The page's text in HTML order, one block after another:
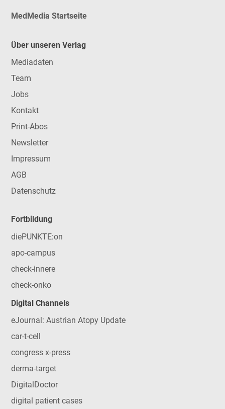
MedMedia Startseite
Über unseren Verlag
Mediadaten
Team
Jobs
Kontakt
Print-Abos
Newsletter
Impressum
AGB
Datenschutz
Fortbildung
diePUNKTE:on
apo-campus
check-innere
check-onko
Digital Channels
eJournal: Austrian Atopy Update
car-t-cell
congress x-press
derma-target
DigitalDoctor
digital patient cases